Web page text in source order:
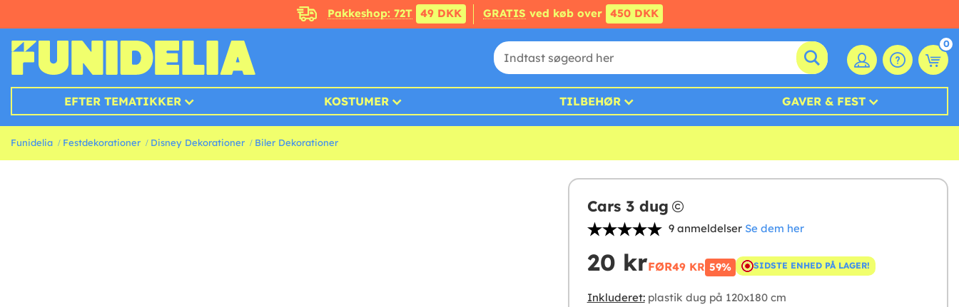
Pakkeshop: 72T 49 DKK GRATIS ved køb over 450 DKK
0
EFTER TEMATIKKER KOSTUMER TILBEHØR GAVER & FEST
Funidelia Festdekorationer Disney Dekorationer Biler Dekorationer
Cars 3 dug
9 anmeldelser Se dem her
20 krFØR49 KR 59% SIDSTE ENHED PÅ LAGER!
Inkluderet:plastik dug på 120x180 cm